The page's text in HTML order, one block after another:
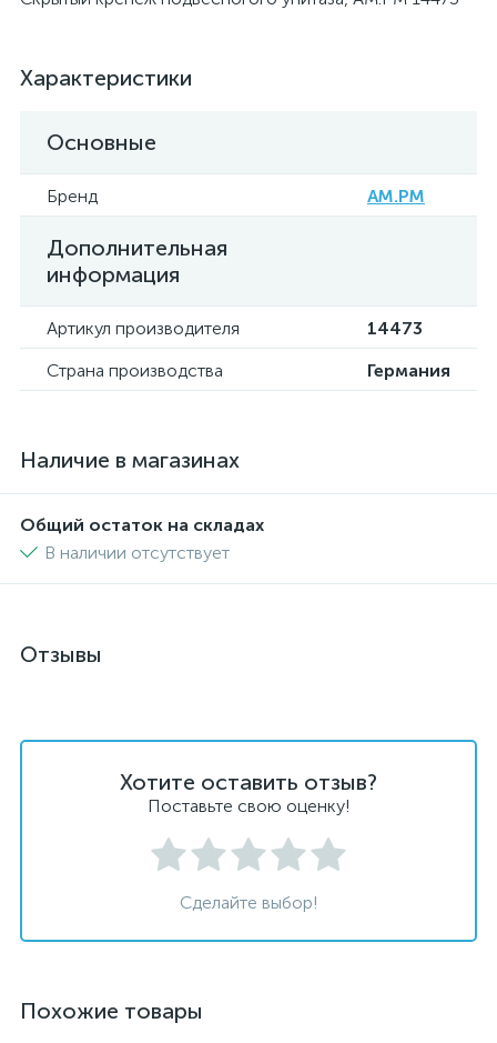
Характеристики
Основные
Бренд AM.PM
Дополнительная
информация
Артикул производителя
14473
Страна производства
Германия
Наличие в магазинах
Общий остаток на складах
В наличии отсутствует
Отзывы
Хотите оставить отзыв?
Поставьте свою оценку!
Сделайте выбор!
Похожие товары